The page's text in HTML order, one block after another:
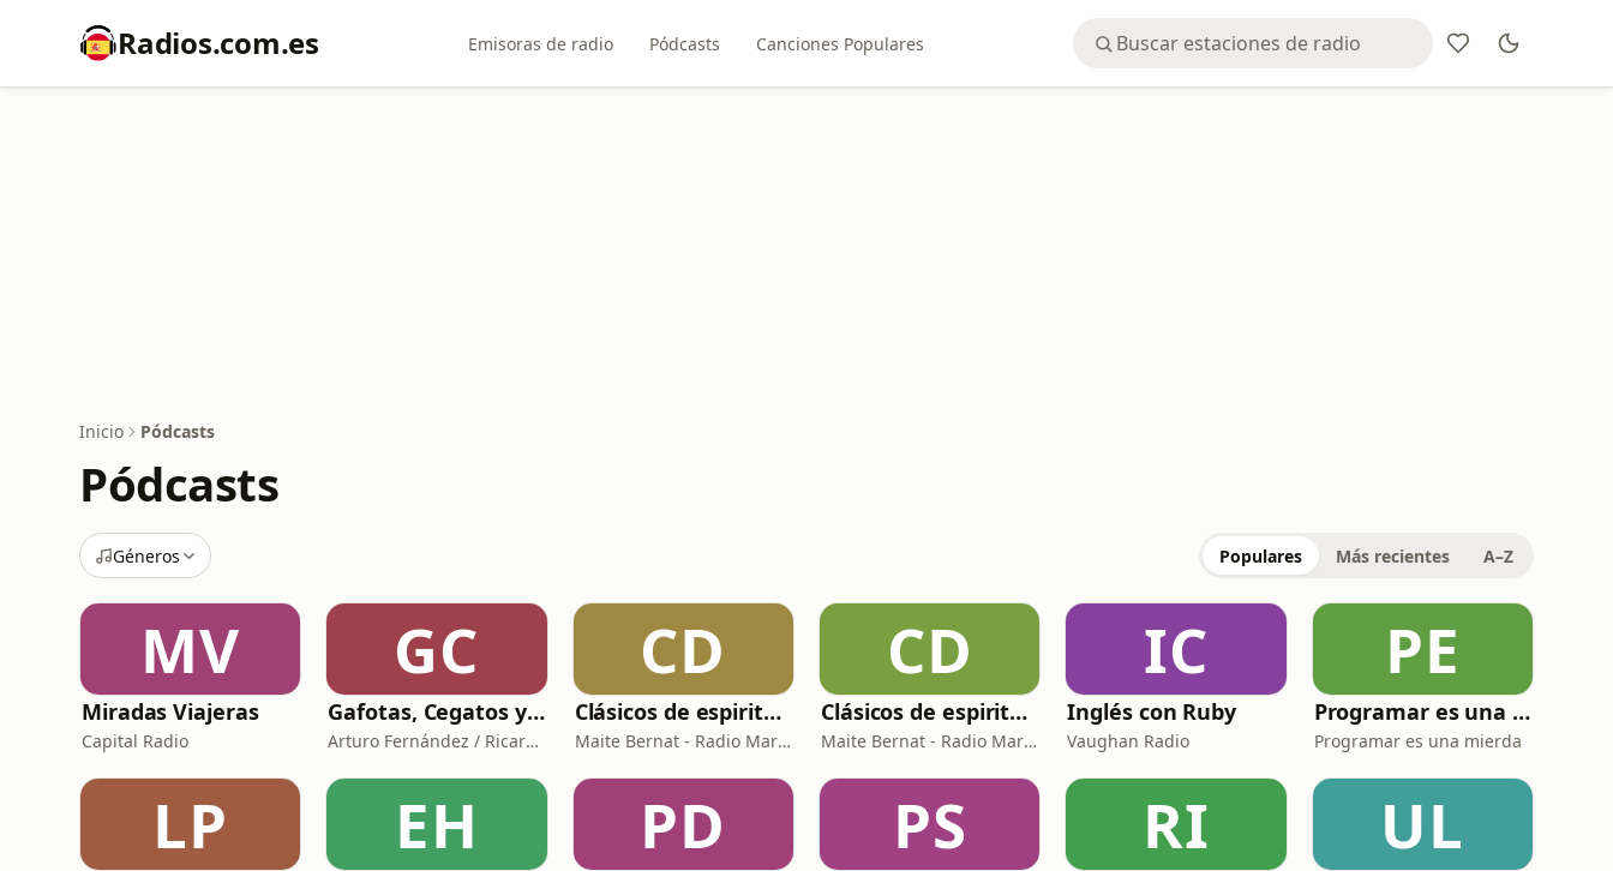
Radios.com.es Emisoras de radio Pódcasts Canciones Populares
Inicio Pódcasts
Pódcasts
Géneros Populares Más recientes A–Z
MV
Miradas Viajeras
Capital Radio
GC
Gafotas, Cegatos y sus Aparatos - Podcast
Arturo Fernández / Ricardo Abad
CD
Clásicos de espiritualidad: El arte de aprovechar nuestras faltas
Maite Bernat - Radio María España
CD
Clásicos de espiritualidad: El combate espiritual
Maite Bernat - Radio María ESP
IC
Inglés con Ruby
Vaughan Radio
PE
Programar es una mierda
Programar es una mierda
LP EH PD PS RI UL